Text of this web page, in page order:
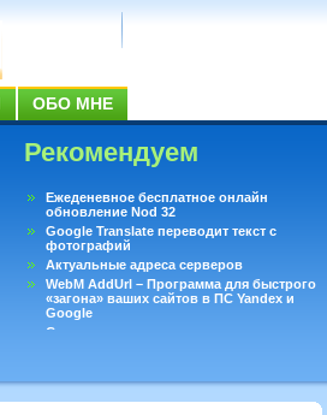
ОБО МНЕ
Рекомендуем
Ежеденевное бесплатное онлайн
обновление Nod 32
Google Translate переводит текст с
фотографий
Актуальные адреса серверов
WebM AddUrl – Программа для быстрого
«загона» ваших сайтов в ПС Yandex и
Google
Существует вопросы, на которые не может